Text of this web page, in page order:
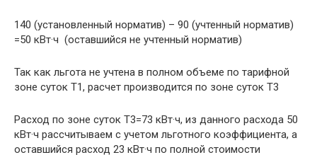
140 (установленный норматив) – 90 (учтенный норматив)
=50 кВт·ч (оставшийся не учтенный норматив)
Так как льгота не учтена в полном объеме по тарифной
зоне суток Т1, расчет производится по зоне суток Т3
Расход по зоне суток Т3=73 кВт·ч, из данного расхода 50
кВт·ч рассчитываем с учетом льготного коэффициента, а
оставшийся расход 23 кВт·ч по полной стоимости